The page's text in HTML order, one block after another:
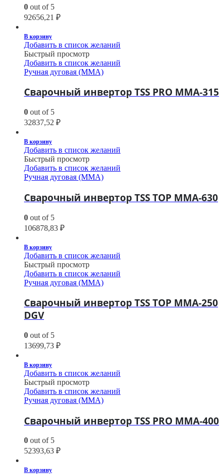
0 out of 5
92656,21 ₽
В корзину
Добавить в список желаний
Быстрый просмотр
Добавить в список желаний
Ручная дуговая (MMA)
Сварочный инвертор TSS PRO MMA-315
0 out of 5
32837,52 ₽
В корзину
Добавить в список желаний
Быстрый просмотр
Добавить в список желаний
Ручная дуговая (MMA)
Сварочный инвертор TSS TOP MMA-630
0 out of 5
106878,83 ₽
В корзину
Добавить в список желаний
Быстрый просмотр
Добавить в список желаний
Ручная дуговая (MMA)
Сварочный инвертор TSS TOP MMA-250
DGV
0 out of 5
13699,73 ₽
В корзину
Добавить в список желаний
Быстрый просмотр
Добавить в список желаний
Ручная дуговая (MMA)
Сварочный инвертор TSS PRO MMA-400
0 out of 5
52393,63 ₽
В корзину